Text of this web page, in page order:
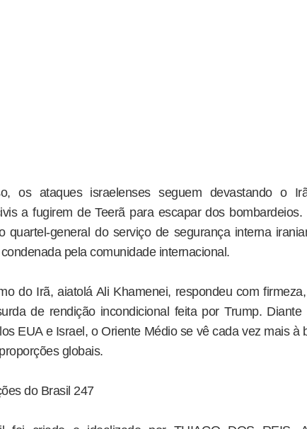
os ataques israelenses seguem devastando o
a fugirem de Teerã para escapar dos bombardeios.
quartel-general do serviço de segurança interna
pela comunidade internacional.
do Irã, aiatolá Ali Khamenei, respondeu com
de rendição incondicional feita por Trump. Diante
EUA e Israel, o Oriente Médio se vê cada vez mais à
globais.
do Brasil 247